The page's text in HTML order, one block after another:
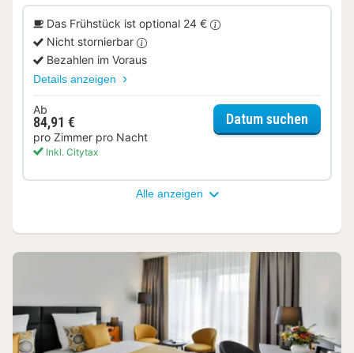
Das Frühstück ist optional 24 €
Nicht stornierbar
Bezahlen im Voraus
Details anzeigen
Ab
84,91 €
pro Zimmer pro Nacht
Inkl. Citytax
Datum suchen
Alle anzeigen